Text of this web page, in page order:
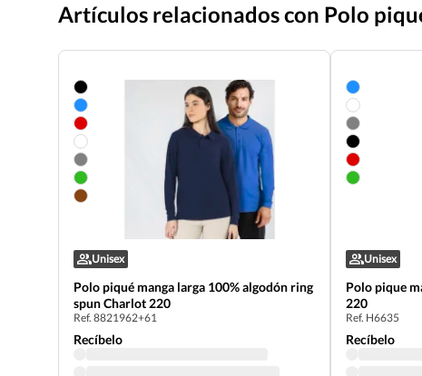
Artículos relacionados con Polo
Unisex
Polo piqué manga larga 100% algodón ring
spun Charlot 220
Ref. 8821962+61
Recíbelo
Unisex
Polo pique manga
220
Ref. H6635
Recíbelo